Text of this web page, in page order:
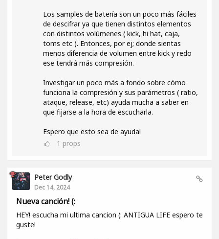
Los samples de batería son un poco más fáciles
de descifrar ya que tienen distintos elementos
con distintos volúmenes ( kick, hi hat, caja,
toms etc ). Entonces, por ej; donde sientas
menos diferencia de volumen entre kick y redo
ese tendrá más compresión.
Investigar un poco más a fondo sobre cómo
funciona la compresión y sus parámetros ( ratio,
ataque, release, etc) ayuda mucha a saber en
que fijarse a la hora de escucharla.
Espero que esto sea de ayuda!
1 props
Peter Godly
Dec 14, 2024
Nueva canción! (:
HEY! escucha mi ultima cancion (: ANTIGUA LIFE espero te
guste!